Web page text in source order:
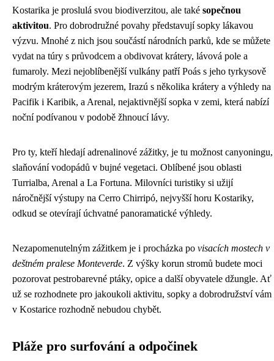
Kostarika je proslulá svou biodiverzitou, ale také sopečnou
aktivitou. Pro dobrodružné povahy představují sopky lákavou
výzvu. Mnohé z nich jsou součástí národních parků, kde se můžete
vydat na túry s průvodcem a obdivovat krátery, lávová pole a
fumaroly. Mezi nejoblíbenější vulkány patří Poás s jeho tyrkysově
modrým kráterovým jezerem, Irazú s několika krátery a výhledy na
Pacifik i Karibik, a Arenal, nejaktivnější sopka v zemi, která nabízí
noční podívanou v podobě žhnoucí lávy.
Pro ty, kteří hledají adrenalinové zážitky, je tu možnost canyoningu,
slaňování vodopádů v bujné vegetaci. Oblíbené jsou oblasti
Turrialba, Arenal a La Fortuna. Milovníci turistiky si užijí
náročnější výstupy na Cerro Chirripó, nejvyšší horu Kostariky,
odkud se otevírají úchvatné panoramatické výhledy.
Nezapomenutelným zážitkem je i procházka po visacích mostech v
deštném pralese Monteverde. Z výšky korun stromů budete moci
pozorovat pestrobarevné ptáky, opice a další obyvatele džungle. Ať
už se rozhodnete pro jakoukoli aktivitu, sopky a dobrodružství vám
v Kostarice rozhodně nebudou chybět.
Pláže pro surfování a odpočinek